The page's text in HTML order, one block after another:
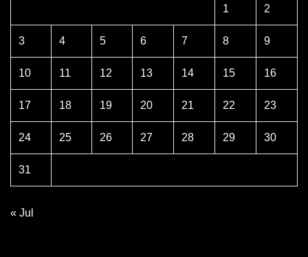
1 2
3 4 5 6 7 8 9
10 11 12 13 14 15 16
17 18 19 20 21 22 23
24 25 26 27 28 29 30
31
« Jul